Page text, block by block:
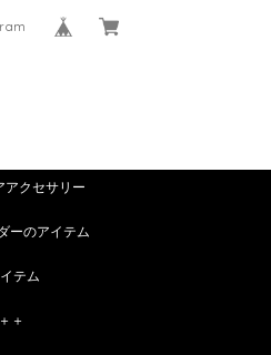
クセサリー
ーのアイテム
テム
＋